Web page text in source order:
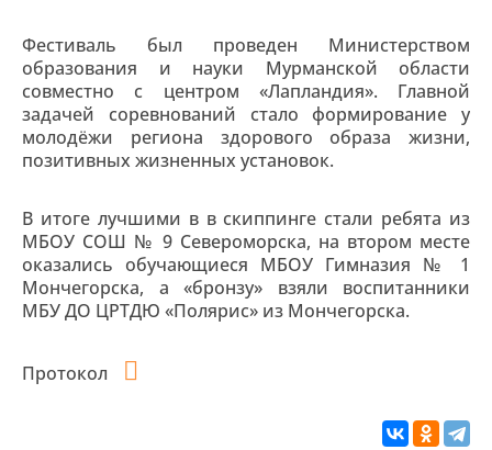
Фестиваль был проведен Министерством
образования и науки Мурманской области
совместно с центром «Лапландия». Главной
задачей соревнований стало формирование у
молодёжи региона здорового образа жизни,
позитивных жизненных установок.
В итоге лучшими в в скиппинге стали ребята из
МБОУ СОШ № 9 Североморска, на втором месте
оказались обучающиеся МБОУ Гимназия № 1
Мончегорска, а «бронзу» взяли воспитанники
МБУ ДО ЦРТДЮ «Полярис» из Мончегорска.
Протокол